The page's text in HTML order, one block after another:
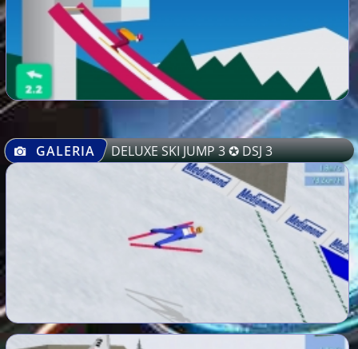
GALERIA DELUXE SKI JUMP 3 ✪ DSJ 3